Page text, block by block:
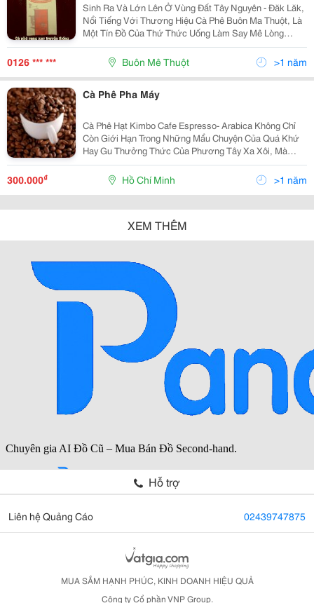
Sinh Ra Và Lớn Lên Ở Vùng Đất Tây Nguyên - Đăk Lăk,
Nổi Tiếng Với Thương Hiệu Cà Phê Buôn Ma Thuột, Là
Một Tín Đồ Của Thứ Thức Uống Làm Say Mê Lòng
Người - Hương Vị C À P Hê Buôn Ma Thuột . Từ Khi
Biết Uống Cà Phê Cho Đến Nay , Đã Được Gần 20 Năm;
0126 *** *** Buôn Mê Thuột >1 năm
Cà Phê Pha Máy
Cà Phê Hạt Kimbo Cafe Espresso- Arabica Không Chỉ
Còn Giới Hạn Trong Những Mẩu Chuyện Của Quá Khứ
Hay Gu Thưởng Thức Của Phương Tây Xa Xôi, Mà
Đang Trở Nên Rất Gần Với Người Việt Qua Việc Xuất
Hiện Của Những Thương Hiệu Café Với Sản Phẩm
300.000₫ Hồ Chí Minh >1 năm
XEM THÊM
Hỗ trợ
Liên hệ Quảng Cáo 02439747875
MUA SẮM HẠNH PHÚC, KINH DOANH HIỆU QUẢ
Công ty Cổ phần VNP Group.